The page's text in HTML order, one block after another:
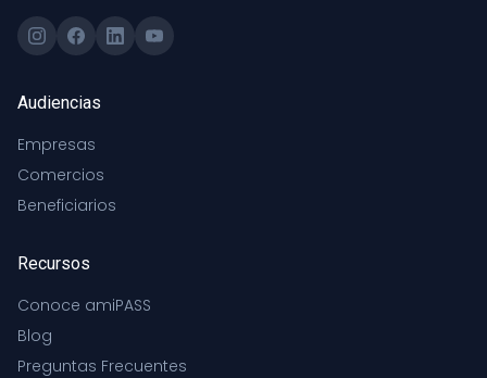
Audiencias
Empresas
Comercios
Beneficiarios
Recursos
Conoce amiPASS
Blog
Preguntas Frecuentes